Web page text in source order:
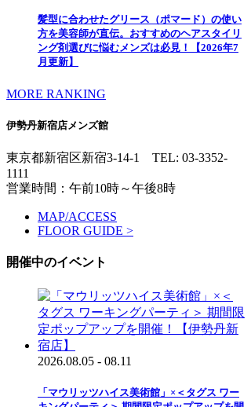
髪型に合わせたグリース（ポマード）の使い
方を美容師が直伝。おすすめのヘアスタイリ
ング剤選びに悩むメンズは必見！【2026年7
月更新】
MORE RANKING
伊勢丹新宿店メンズ館
東京都新宿区新宿3-14-1 TEL: 03-3352-
1111
営業時間：午前10時～午後8時
MAP/ACCESS
FLOOR GUIDE >
開催中のイベント
2026.08.05 - 08.11
「マウリッツハイス美術館」×＜タグス ワー